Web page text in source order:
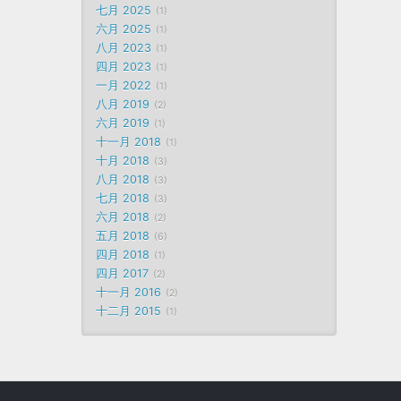
七月 2025 1
六月 2025 1
八月 2023 1
四月 2023 1
一月 2022 1
八月 2019 2
六月 2019 1
十一月 2018 1
十月 2018 3
八月 2018 3
七月 2018 3
六月 2018 2
五月 2018 6
四月 2018 1
四月 2017 2
十一月 2016 2
十二月 2015 1